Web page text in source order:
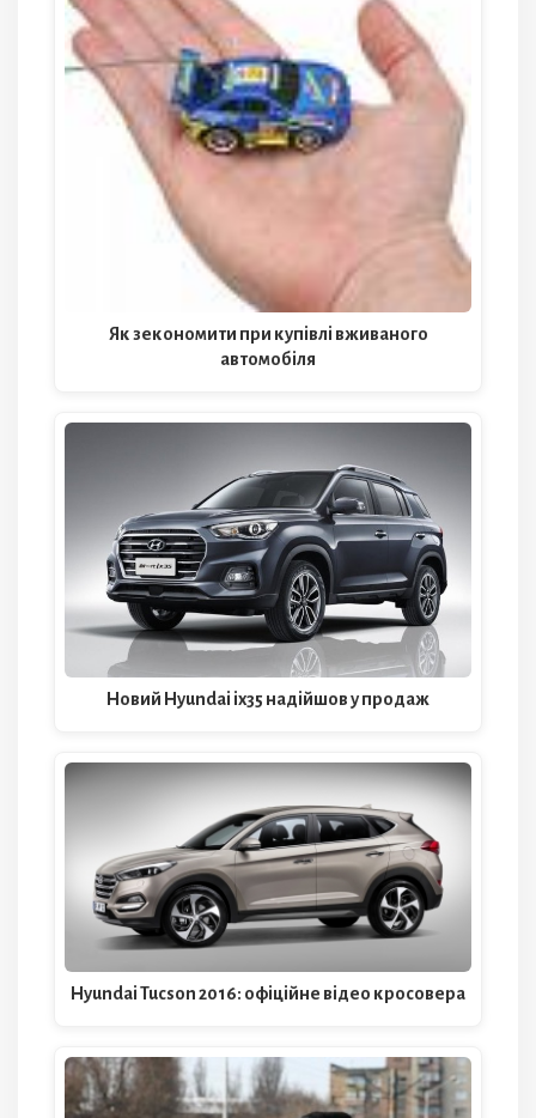
Як зекономити при купівлі вживаного
автомобіля
Новий Hyundai ix35 надійшов у продаж
Hyundai Tucson 2016: офіційне відео кросовера